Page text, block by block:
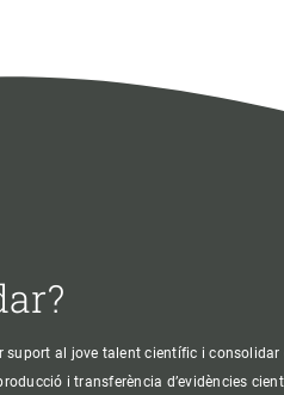
al jove talent científic i consolidar
i transferència d’evidències